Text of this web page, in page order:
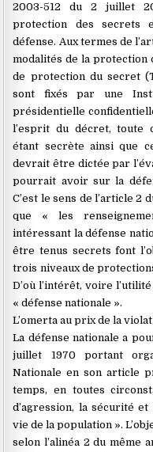
2003-512 du 2 juillet
protection des secrets
défense. Aux termes de
modalités de la protection
de protection du secret
sont fixés par une
présidentielle
l’esprit du décret, toute
étant secrète ainsi que
devrait être dictée par
pourrait avoir sur la
C’est le sens de l’article 2
que « les
intéressant la défense
être tenus secrets font
trois niveaux de
D’où l’intérêt, voire
« défense nationale ».
L’omerta au prix de la
La défense nationale a
juillet 1970 portant
Nationale en son article
temps, en toutes
d’agression, la sécurité
vie de la population ».
selon l’alinéa 2 du même